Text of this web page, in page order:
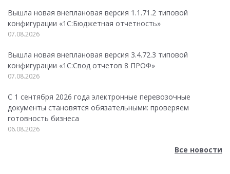
Вышла новая внеплановая версия 1.1.71.2 типовой
конфигурации «1C:Бюджетная отчетность»
07.08.2026
Вышла новая внеплановая версия 3.4.72.3 типовой
конфигурации «1C:Свод отчетов 8 ПРОФ»
07.08.2026
С 1 сентября 2026 года электронные перевозочные
документы становятся обязательными: проверяем
готовность бизнеса
06.08.2026
Все новости